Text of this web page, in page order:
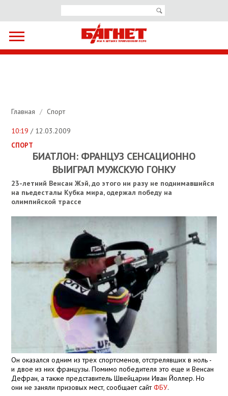
Главная / Спорт
10:19 / 12.03.2009
СПОРТ
БИАТЛОН: ФРАНЦУЗ СЕНСАЦИОННО
ВЫИГРАЛ МУЖСКУЮ ГОНКУ
23-летний Венсан Жэй, до этого ни разу не поднимавшийся
на пьедесталы Кубка мира, одержал победу на
олимпийской трассе
Он оказался одним из трех спортсменов, отстрелявших в ноль -
и двое из них французы. Помимо победителя это еще и Венсан
Дефран, а также представитель Швейцарии Иван Йоллер. Но
они не заняли призовых мест, сообщает сайтФБУ.